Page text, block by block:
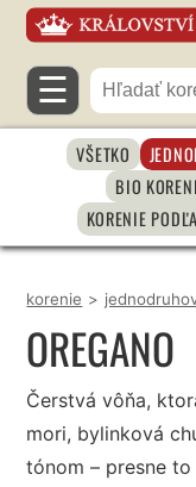
☰
VŠETKO
BIO
KORENIE
korenie >
OREGANO
Čerstvá vôňa,
mori, bylinková
tónom – presne